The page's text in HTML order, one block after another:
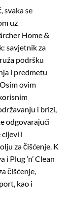
svaka se
uz
Home &
savjetnik za
podršku
i predmetu
ovim
i brizi,
odgovarajući
i
za čišćenje. K
Plug ’n’ Clean
čišćenje,
kao i